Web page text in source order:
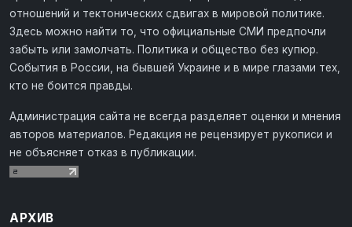
отношений и тектонических сдвигах в мировой политике.
Здесь можно найти то, что официальные СМИ предпочли
забыть или замолчать. Политика и общество без купюр.
События в России, на бывшей Украине и в мире глазами тех,
кто не боится правды.
Администрация сайта не всегда разделяет оценки и мнения
авторов материалов. Редакция не рецензирует рукописи и
не объясняет отказ в публикации.
АРХИВ